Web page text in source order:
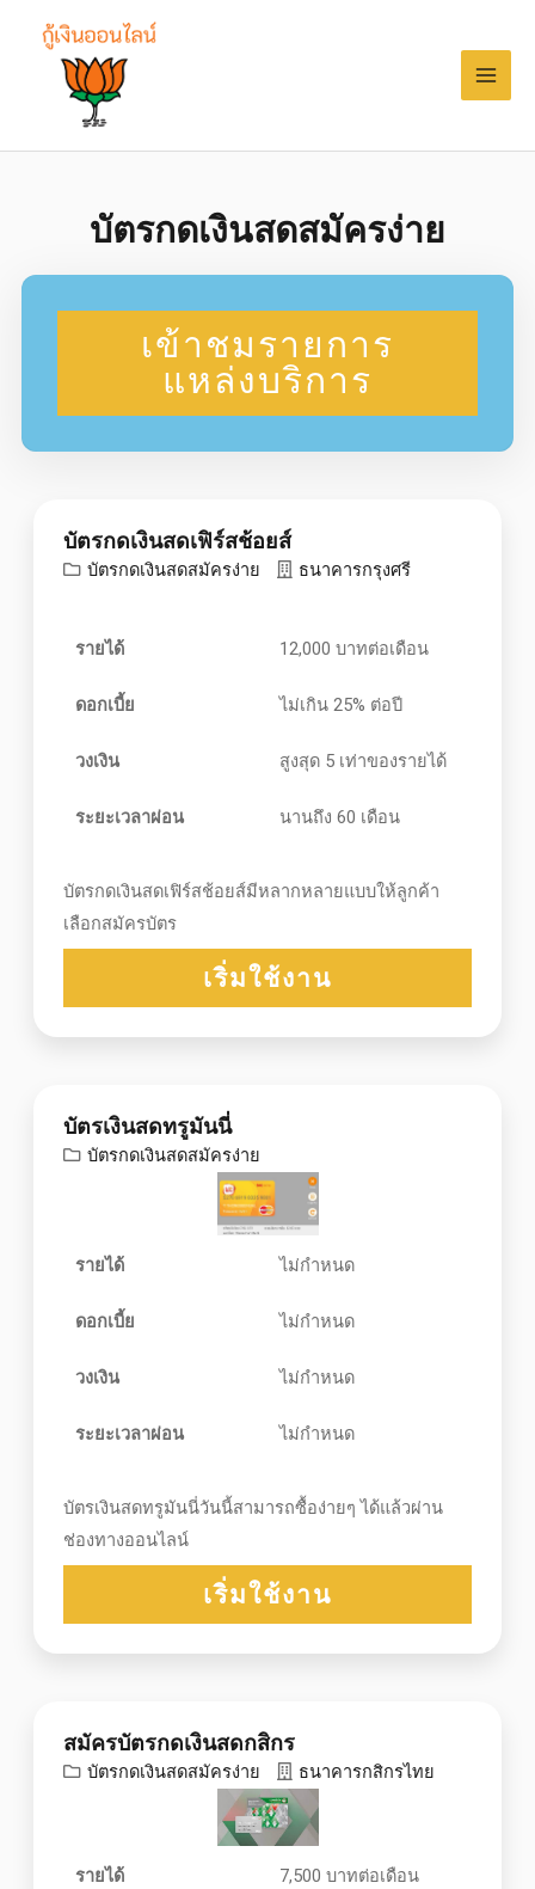
บัตรกดเงินสดสมัครง่าย
เข้าชมรายการ
แหล่งบริการ
บัตรกดเงินสดเฟิร์สช้อยส์
บัตรกดเงินสดสมัครง่าย ธนาคารกรุงศรี
รายได้ 12,000 บาทต่อเดือน
ดอกเบี้ย ไม่เกิน 25% ต่อปี
วงเงิน สูงสุด 5 เท่าของรายได้
ระยะเวลาผ่อน นานถึง 60 เดือน
บัตรกดเงินสดเฟิร์สช้อยส์มีหลากหลายแบบให้ลูกค้า
เลือกสมัครบัตร
เริ่มใช้งาน
บัตรเงินสดทรูมันนี่
บัตรกดเงินสดสมัครง่าย
รายได้ ไม่กำหนด
ดอกเบี้ย ไม่กำหนด
วงเงิน ไม่กำหนด
ระยะเวลาผ่อน ไม่กำหนด
บัตรเงินสดทรูมันนี่วันนี้สามารถซื้อง่ายๆ ได้แล้วผ่าน
ช่องทางออนไลน์
เริ่มใช้งาน
สมัครบัตรกดเงินสดกสิกร
บัตรกดเงินสดสมัครง่าย ธนาคารกสิกรไทย
รายได้ 7,500 บาทต่อเดือน